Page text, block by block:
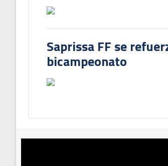
Saprissa FF se
bicampeonato